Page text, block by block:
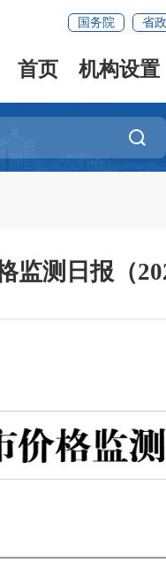
国务院 省
首页 机构设置
测日报（